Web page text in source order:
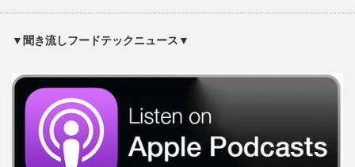
▼聞き流しフードテックニュース▼